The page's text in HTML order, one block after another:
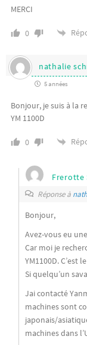
MERCI
0
nathalie
5 années
Bonjour, je suis à la
YM 1100D
0
Frerotte
Réponse à
Bonjour,
Avez-vous eu
Car moi je
YM1100D. C’est
Si quelqu’un
Jai contacté
machines sont
japonais/
machines dans